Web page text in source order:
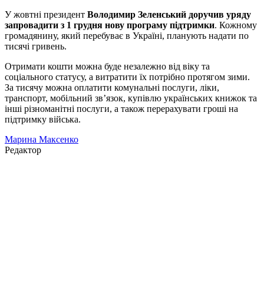
У жовтні президент Володимир Зеленський доручив уряду
запровадити з 1 грудня нову програму підтримки. Кожному
громадянину, який перебуває в Україні, планують надати по
тисячі гривень.
Отримати кошти можна буде незалежно від віку та
соціального статусу, а витратити їх потрібно протягом зими.
За тисячу можна оплатити комунальні послуги, ліки,
транспорт, мобільний звʼязок, купівлю українських книжок та
інші різноманітні послуги, а також перерахувати гроші на
підтримку війська.
Марина Максенко
Редактор